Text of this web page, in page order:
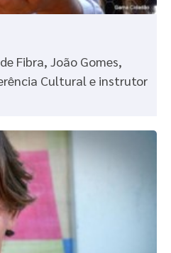
Fibra, João Gomes,
Cultural e instrutor